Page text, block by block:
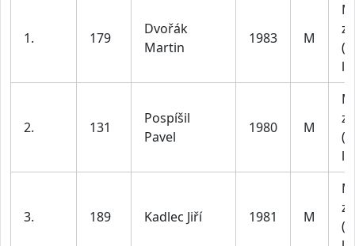
1. 179
Dvořák
Martin
1983 M
2. 131
Pospíšil
Pavel
1980 M
3. 189 Kadlec Jiří 1981 M